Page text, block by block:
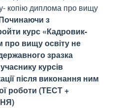
копію диплома про вищу
з
курс «Кадровик-
про вищу освіту не
зразка
курсів
після виконання ним
роботи (ТЕСТ +